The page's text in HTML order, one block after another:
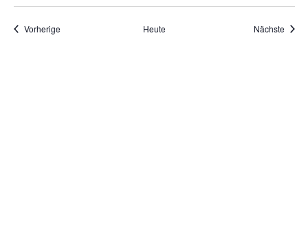
VorherigeVeranstaltungen Heute Nächste